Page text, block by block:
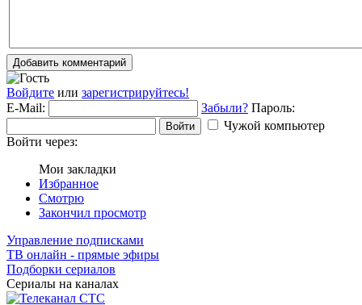
Добавить комментарий
Войдите или зарегистрируйтесь!
E-Mail:
Забыли? Пароль:
Войти
Чужой компьютер
Войти через:
Мои закладки
Избранное
Смотрю
Закончил просмотр
Управление подписками
ТВ онлайн - прямые эфиры
Подборки сериалов
Сериалы на каналах